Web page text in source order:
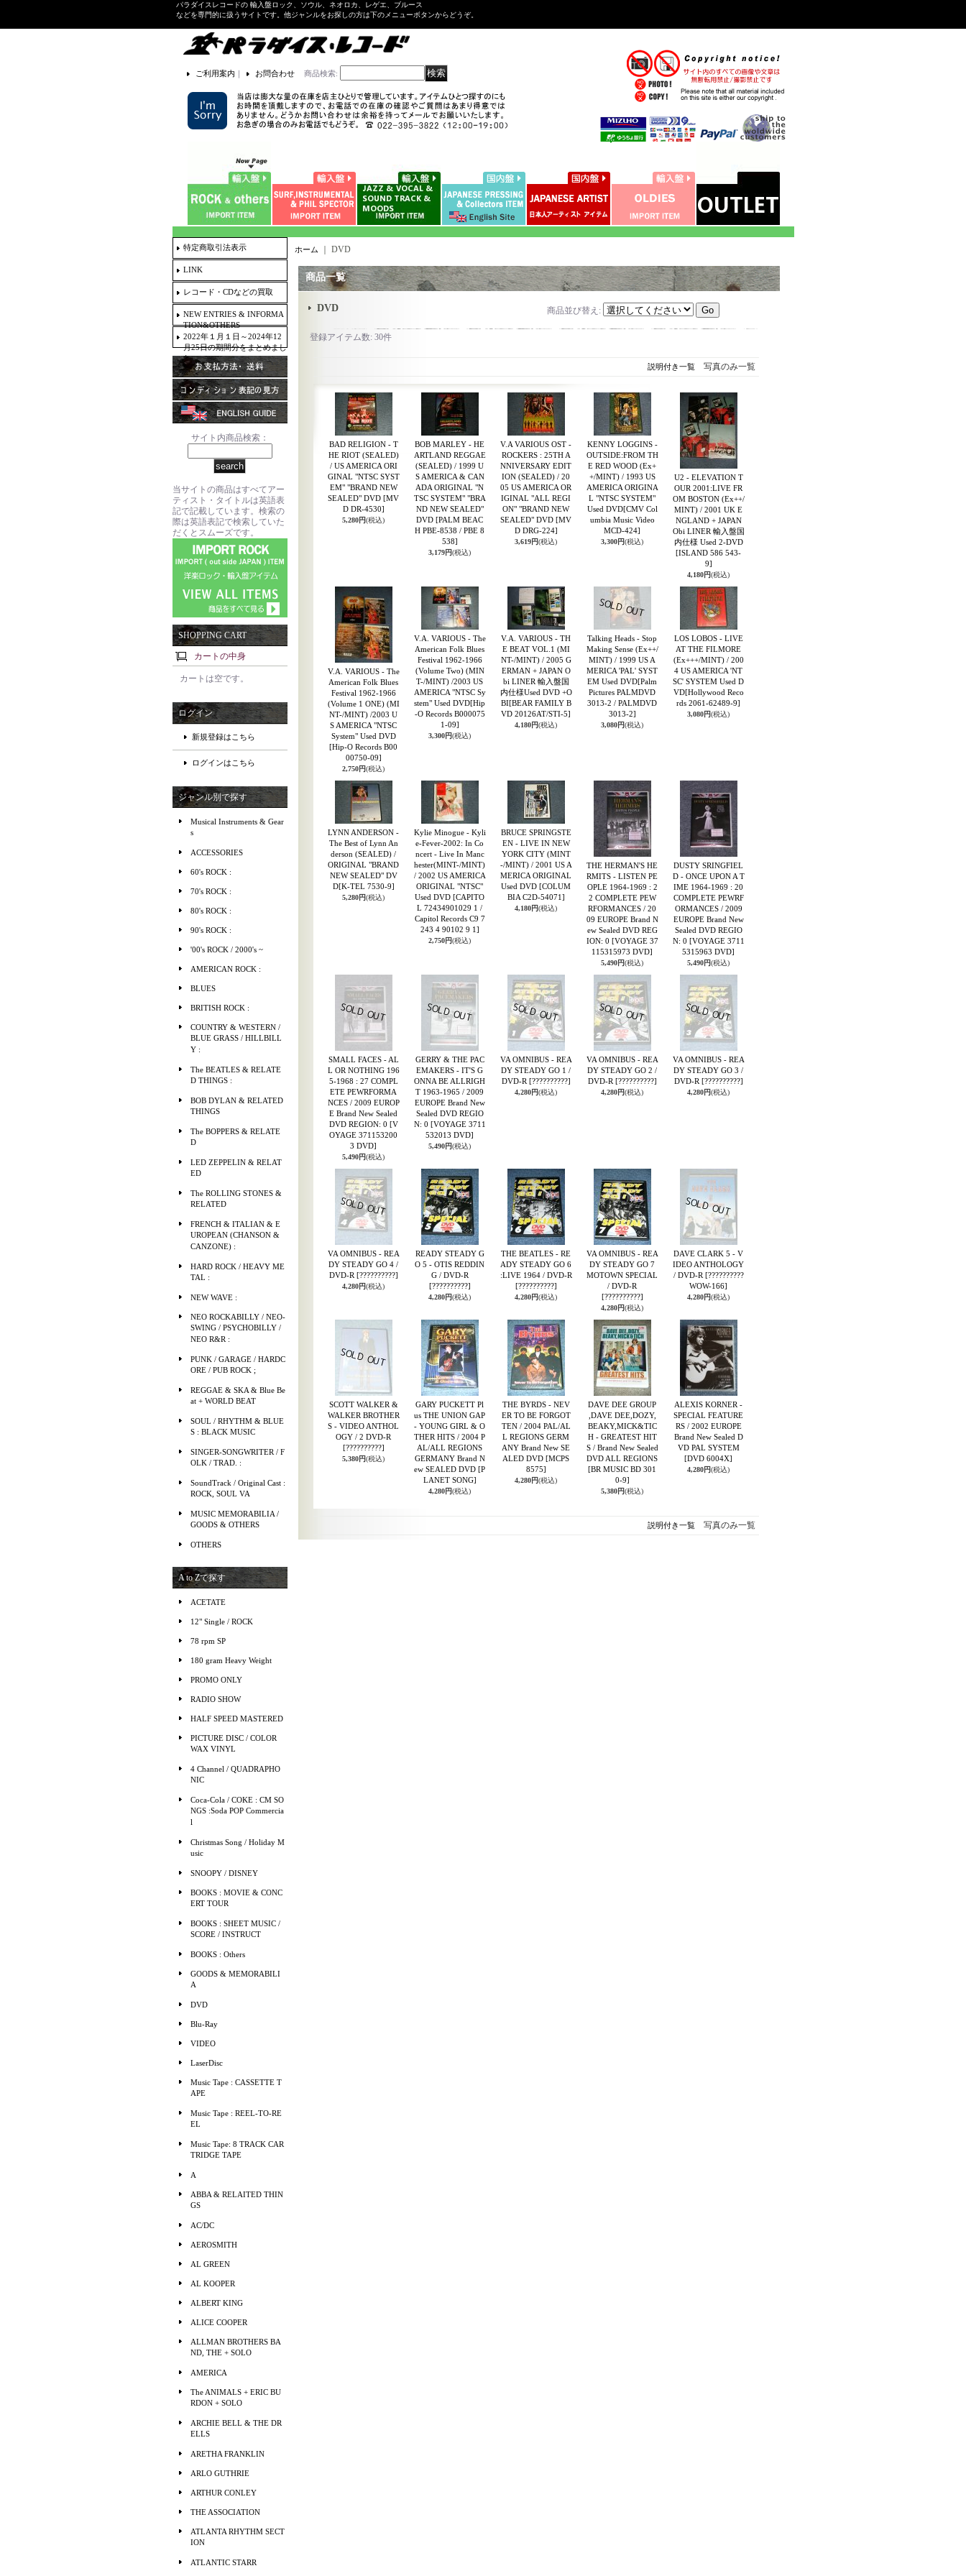
パラダイスレコードの 輸入盤ロック、ソウル、ネオロカ、レゲエ、ブルース
などを専門的に扱うサイトです。他ジャンルをお探しの方は下のメニューボタンからどうぞ。
ご利用案内 ｜ お問合わせ 商品検索:
特定商取引法表示
LINK
レコード・CDなどの買取
NEW ENTRIES & INFORMA
TION&OTHERS
2022年１月１日～2024年12
月25日の期間分をまとめまし
た。
サイト内商品検索：
当サイトの商品はすべてアー
ティスト・タイトルは英語表
記で記載しています。検索の
際は英語表記で検索していた
だくとスムーズです。
SHOPPING CART
カートの中身
カートは空です。
ログイン
新規登録はこちら
ログインはこちら
ジャンル別で探す
Musical Instruments & Gear
s
ACCESSORIES
60's ROCK :
70's ROCK :
80's ROCK :
90's ROCK :
'00's ROCK / 2000's ~
AMERICAN ROCK :
BLUES
BRITISH ROCK :
COUNTRY & WESTERN /
BLUE GRASS / HILLBILL
Y :
The BEATLES & RELATE
D THINGS :
BOB DYLAN & RELATED
THINGS
The BOPPERS & RELATE
D
LED ZEPPELIN & RELAT
ED
The ROLLING STONES &
RELATED
FRENCH & ITALIAN & E
UROPEAN (CHANSON &
CANZONE) :
HARD ROCK / HEAVY ME
TAL :
NEW WAVE :
NEO ROCKABILLY / NEO-
SWING / PSYCHOBILLY /
NEO R&R :
PUNK / GARAGE / HARDC
ORE / PUB ROCK ;
REGGAE & SKA & Blue Be
at + WORLD BEAT
SOUL / RHYTHM & BLUE
S : BLACK MUSIC
SINGER-SONGWRITER / F
OLK / TRAD. :
SoundTrack / Original Cast :
ROCK, SOUL VA
MUSIC MEMORABILIA /
GOODS & OTHERS
OTHERS
A to Zで探す
ACETATE
12" Single / ROCK
78 rpm SP
180 gram Heavy Weight
PROMO ONLY
RADIO SHOW
HALF SPEED MASTERED
PICTURE DISC / COLOR
WAX VINYL
4 Channel / QUADRAPHO
NIC
Coca-Cola / COKE : CM SO
NGS :Soda POP Commercia
l
Christmas Song / Holiday M
usic
SNOOPY / DISNEY
BOOKS : MOVIE & CONC
ERT TOUR
BOOKS : SHEET MUSIC /
SCORE / INSTRUCT
BOOKS : Others
GOODS & MEMORABILI
A
DVD
Blu-Ray
VIDEO
LaserDisc
Music Tape : CASSETTE T
APE
Music Tape : REEL-TO-RE
EL
Music Tape: 8 TRACK CAR
TRIDGE TAPE
A
ABBA & RELAITED THIN
GS
AC/DC
AEROSMITH
AL GREEN
AL KOOPER
ALBERT KING
ALICE COOPER
ALLMAN BROTHERS BA
ND, THE + SOLO
AMERICA
The ANIMALS + ERIC BU
RDON + SOLO
ARCHIE BELL & THE DR
ELLS
ARETHA FRANKLIN
ARLO GUTHRIE
ARTHUR CONLEY
THE ASSOCIATION
ATLANTA RHYTHM SECT
ION
ATLANTIC STARR
ホーム DVD
商品一覧
DVD 商品並び替え :
登録アイテム数:30件
説明付き一覧写真のみ一覧
BAD RELIGION - T
HE RIOT (SEALED)
/ US AMERICA ORI
GINAL "NTSC SYST
EM" "BRAND NEW
SEALED" DVD [MV
D DR-4530]
5,280円(税込)
BOB MARLEY - HE
ARTLAND REGGAE
(SEALED) / 1999 U
S AMERICA & CAN
ADA ORIGINAL "N
TSC SYSTEM" "BRA
ND NEW SEALED"
DVD [PALM BEAC
H PBE-8538 / PBE 8
538]
3,179円(税込)
V.A VARIOUS OST -
ROCKERS : 25TH A
NNIVERSARY EDIT
ION (SEALED) / 20
05 US AMERICA OR
IGINAL "ALL REGI
ON" "BRAND NEW
SEALED" DVD [MV
D DRG-224]
3,619円(税込)
KENNY LOGGINS -
OUTSIDE:FROM TH
E RED WOOD (Ex+
+/MINT) / 1993 US
AMERICA ORIGINA
L "NTSC SYSTEM"
Used DVD[CMV Col
umbia Music Video
MCD-424]
3,300円(税込)
U2 - ELEVATION T
OUR 2001:LIVE FR
OM BOSTON (Ex++/
MINT) / 2001 UK E
NGLAND + JAPAN
Obi LINER 輸入盤国
内仕様 Used 2-DVD
[ISLAND 586 543-
9]
4,180円(税込)
V.A. VARIOUS - The
American Folk Blues
Festival 1962-1966
(Volume 1 ONE) (MI
NT-/MINT) /2003 U
S AMERICA "NTSC
System" Used DVD
[Hip-O Records B00
00750-09]
2,750円(税込)
V.A. VARIOUS - The
American Folk Blues
Festival 1962-1966
(Volume Two) (MIN
T-/MINT) /2003 US
AMERICA "NTSC Sy
stem" Used DVD[Hip
-O Records B000075
1-09]
3,300円(税込)
V.A. VARIOUS - TH
E BEAT VOL.1 (MI
NT-/MINT) / 2005 G
ERMAN + JAPAN O
bi LINER 輸入盤国
内仕様Used DVD +O
BI[BEAR FAMILY B
VD 20126AT/STI-5]
4,180円(税込)
Talking Heads - Stop
Making Sense (Ex++/
MINT) / 1999 US A
MERICA 'PAL' SYST
EM Used DVD[Palm
Pictures PALMDVD
3013-2 / PALMDVD
3013-2]
3,080円(税込)
LOS LOBOS - LIVE
AT THE FILMORE
(Ex+++/MINT) / 200
4 US AMERICA 'NT
SC' SYSTEM Used D
VD[Hollywood Reco
rds 2061-62489-9]
3,080円(税込)
LYNN ANDERSON -
The Best of Lynn An
derson (SEALED) /
ORIGINAL "BRAND
NEW SEALED" DV
D[K-TEL 7530-9]
5,280円(税込)
Kylie Minogue - Kyli
e-Fever-2002: In Co
ncert - Live In Manc
hester(MINT-/MINT)
/ 2002 US AMERICA
ORIGINAL "NTSC"
Used DVD [CAPITO
L 72434901029 1 /
Capitol Records C9 7
243 4 90102 9 1]
2,750円(税込)
BRUCE SPRINGSTE
EN - LIVE IN NEW
YORK CITY (MINT
-/MINT) / 2001 US A
MERICA ORIGINAL
Used DVD [COLUM
BIA C2D-54071]
4,180円(税込)
THE HERMAN'S HE
RMITS - LISTEN PE
OPLE 1964-1969 : 2
2 COMPLETE PEW
RFORMANCES / 20
09 EUROPE Brand N
ew Sealed DVD REG
ION: 0 [VOYAGE 37
115315973 DVD]
5,490円(税込)
DUSTY SRINGFIEL
D - ONCE UPON A T
IME 1964-1969 : 20
COMPLETE PEWRF
ORMANCES / 2009
EUROPE Brand New
Sealed DVD REGIO
N: 0 [VOYAGE 3711
5315963 DVD]
5,490円(税込)
SMALL FACES - AL
L OR NOTHING 196
5-1968 : 27 COMPL
ETE PEWRFORMA
NCES / 2009 EUROP
E Brand New Sealed
DVD REGION: 0 [V
OYAGE 371153200
3 DVD]
5,490円(税込)
GERRY & THE PAC
EMAKERS - IT'S G
ONNA BE ALLRIGH
T 1963-1965 / 2009
EUROPE Brand New
Sealed DVD REGIO
N: 0 [VOYAGE 3711
532013 DVD]
5,490円(税込)
VA OMNIBUS - REA
DY STEADY GO 1 /
DVD-R [??????????]
4,280円(税込)
VA OMNIBUS - REA
DY STEADY GO 2 /
DVD-R [??????????]
4,280円(税込)
VA OMNIBUS - REA
DY STEADY GO 3 /
DVD-R [??????????]
4,280円(税込)
VA OMNIBUS - REA
DY STEADY GO 4 /
DVD-R [??????????]
4,280円(税込)
READY STEADY G
O 5 - OTIS REDDIN
G / DVD-R
[??????????]
4,280円(税込)
THE BEATLES - RE
ADY STEADY GO 6
:LIVE 1964 / DVD-R
[??????????]
4,280円(税込)
VA OMNIBUS - REA
DY STEADY GO 7
MOTOWN SPECIAL
/ DVD-R
[??????????]
4,280円(税込)
DAVE CLARK 5 - V
IDEO ANTHOLOGY
/ DVD-R [??????????
WOW-166]
4,280円(税込)
SCOTT WALKER &
WALKER BROTHER
S - VIDEO ANTHOL
OGY / 2 DVD-R
[??????????]
5,380円(税込)
GARY PUCKETT Pl
us THE UNION GAP
- YOUNG GIRL & O
THER HITS / 2004 P
AL/ALL REGIONS
GERMANY Brand N
ew SEALED DVD [P
LANET SONG]
4,280円(税込)
THE BYRDS - NEV
ER TO BE FORGOT
TEN / 2004 PAL/AL
L REGIONS GERM
ANY Brand New SE
ALED DVD [MCPS
8575]
4,280円(税込)
DAVE DEE GROUP
,DAVE DEE,DOZY,
BEAKY,MICK&TIC
H - GREATEST HIT
S / Brand New Sealed
DVD ALL REGIONS
[BR MUSIC BD 301
0-9]
5,380円(税込)
ALEXIS KORNER -
SPECIAL FEATURE
RS / 2002 EUROPE
Brand New Sealed D
VD PAL SYSTEM
[DVD 6004X]
4,280円(税込)
説明付き一覧写真のみ一覧